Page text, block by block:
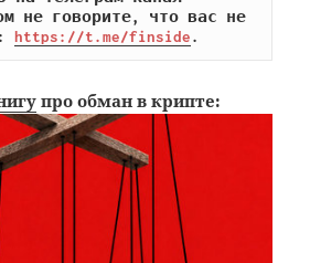
не говорите, что вас не
https://t.me/finside.
про обман в крипте: